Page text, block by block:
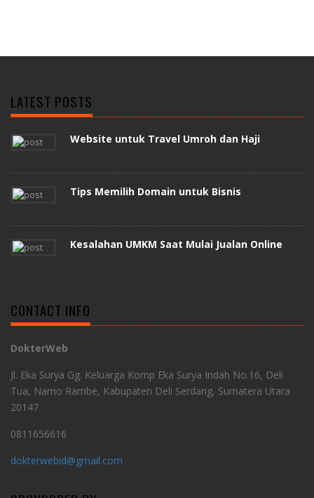
LATEST POSTS
Website untuk Travel Umroh dan Haji
Tips Memilih Domain untuk Bisnis
Kesalahan UMKM Saat Mulai Jualan Online
CONTACT INFO
DokterWeb
Jl. Eka Surya Gg. Keluarga Komp Eka Surya Indah No.16, Deli
Tua, Namo Rambe, Kabupaten Deli Serdang, Sumatera Utara
20147
0811656616
dokterwebid@gmail.com